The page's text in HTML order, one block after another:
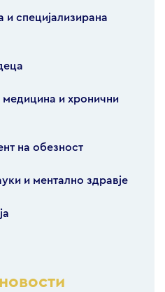
и специјализирана
медицина и хронични
на обезност
и ментално здравје